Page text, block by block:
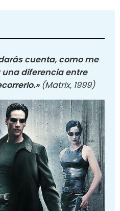
cuenta, como me
diferencia entre
(Matrix, 1999)